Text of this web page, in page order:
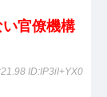
官僚機構
ID:IP3iI+YX0